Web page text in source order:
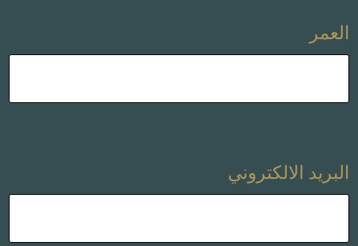
العمر
البريد الالكتروني